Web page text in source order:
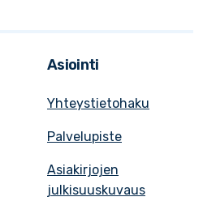
Asiointi
Yhteystietohaku
Palvelupiste
Asiakirjojen
julkisuuskuvaus